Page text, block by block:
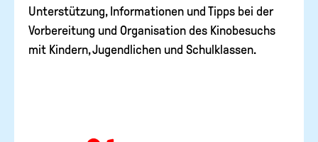
Unterstützung, Informationen und Tipps bei der
Vorbereitung und Organisation des Kinobesuchs
mit Kindern, Jugendlichen und Schulklassen.